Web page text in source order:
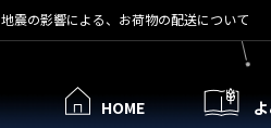
震の影響による、お荷物の配送について
HOME